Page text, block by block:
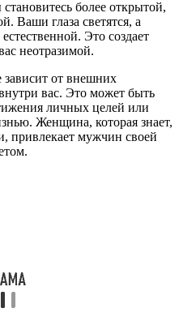
более открытой,
Ваши глаза светятся, а
Это создает
неотразимой.
зависит от внешних
вас. Это может быть
личных целей или
Женщина, которая знает,
привлекает мужчин своей